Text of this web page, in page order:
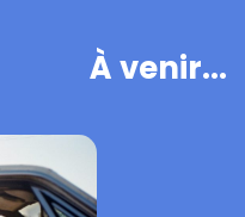
À venir...